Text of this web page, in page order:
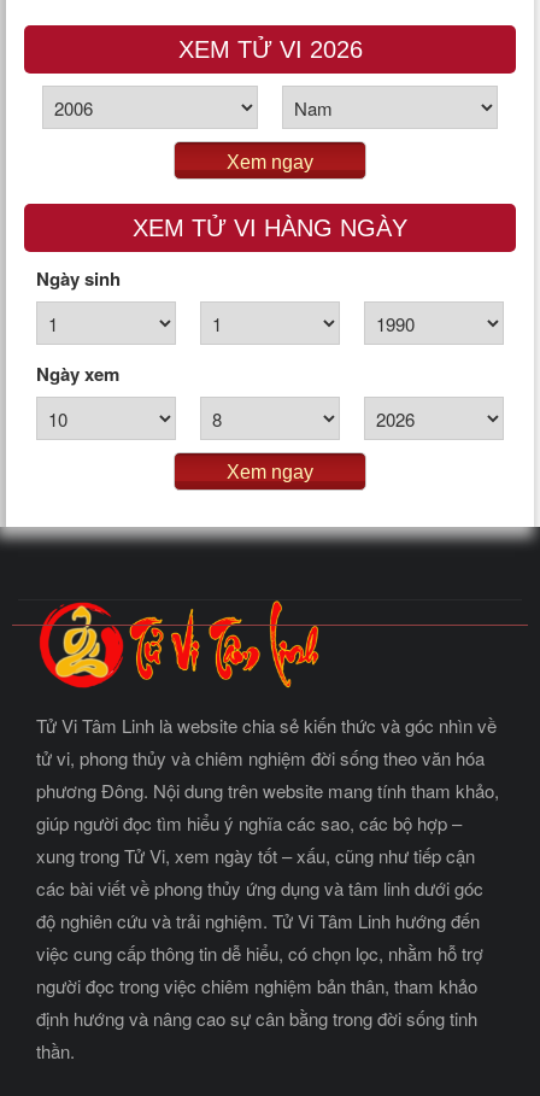
XEM TỬ VI 2026
Xem ngay
XEM TỬ VI HÀNG NGÀY
Ngày sinh
Ngày xem
Xem ngay
Tử Vi Tâm Linh là website chia sẻ kiến thức và góc nhìn về
tử vi, phong thủy và chiêm nghiệm đời sống theo văn hóa
phương Đông. Nội dung trên website mang tính tham khảo,
giúp người đọc tìm hiểu ý nghĩa các sao, các bộ hợp –
xung trong Tử Vi, xem ngày tốt – xấu, cũng như tiếp cận
các bài viết về phong thủy ứng dụng và tâm linh dưới góc
độ nghiên cứu và trải nghiệm. Tử Vi Tâm Linh hướng đến
việc cung cấp thông tin dễ hiểu, có chọn lọc, nhằm hỗ trợ
người đọc trong việc chiêm nghiệm bản thân, tham khảo
định hướng và nâng cao sự cân bằng trong đời sống tinh
thần.